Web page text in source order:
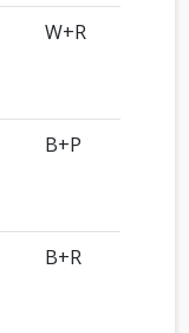
W+R
B+P
B+R